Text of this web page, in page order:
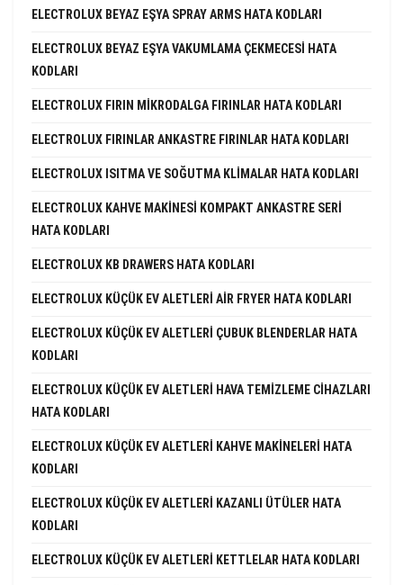
ELECTROLUX BEYAZ EŞYA SPRAY ARMS HATA KODLARI
ELECTROLUX BEYAZ EŞYA VAKUMLAMA ÇEKMECESI HATA
KODLARI
ELECTROLUX FIRIN MIKRODALGA FIRINLAR HATA KODLARI
ELECTROLUX FIRINLAR ANKASTRE FIRINLAR HATA KODLARI
ELECTROLUX ISITMA VE SOĞUTMA KLIMALAR HATA KODLARI
ELECTROLUX KAHVE MAKINESI KOMPAKT ANKASTRE SERI
HATA KODLARI
ELECTROLUX KB DRAWERS HATA KODLARI
ELECTROLUX KÜÇÜK EV ALETLERI AIR FRYER HATA KODLARI
ELECTROLUX KÜÇÜK EV ALETLERI ÇUBUK BLENDERLAR HATA
KODLARI
ELECTROLUX KÜÇÜK EV ALETLERI HAVA TEMIZLEME CIHAZLARI
HATA KODLARI
ELECTROLUX KÜÇÜK EV ALETLERI KAHVE MAKINELERI HATA
KODLARI
ELECTROLUX KÜÇÜK EV ALETLERI KAZANLI ÜTÜLER HATA
KODLARI
ELECTROLUX KÜÇÜK EV ALETLERI KETTLELAR HATA KODLARI